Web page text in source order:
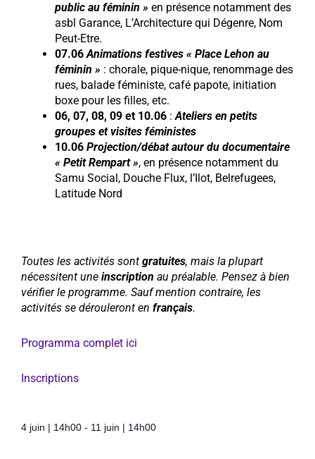
public au féminin » en présence notamment des
asbl Garance, L’Architecture qui Dégenre, Nom
Peut-Etre.
07.06 Animations festives « Place Lehon au
féminin » : chorale, pique-nique, renommage des
rues, balade féministe, café papote, initiation
boxe pour les filles, etc.
06, 07, 08, 09 et 10.06 :Ateliers en petits
groupes et visites féministes
10.06 Projection/débat autour du documentaire
« Petit Rempart », en présence notamment du
Samu Social, Douche Flux, l’Ilot, Belrefugees,
Latitude Nord
Toutes les activités sont gratuites, mais la plupart
nécessitent une inscription au préalable. Pensez à bien
vérifier le programme. Sauf mention contraire, les
activités se dérouleront en français.
Programma complet ici
Inscriptions
4 juin 14h00 - 11 juin 14h00